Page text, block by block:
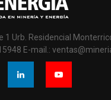
Urb. Residencial
E-mail.: